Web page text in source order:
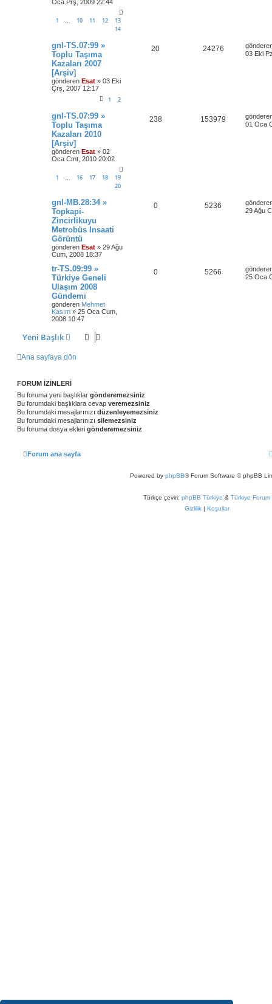
Oca Prş, 2009 22:44
1 10 11 12
13
14
gnl-TS.07:99 »
Toplu Taşıma
Kazaları 2007
[Arşiv]
gönderen Esat » 03 Eki
Çrş, 2007 12:17
1 2
20 24276
03 Eki
gnl-TS.07:99 »
Toplu Taşıma
Kazaları 2010
[Arşiv]
gönderen Esat » 02
Oca Cmt, 2010 20:02
1 16 17 18
19
20
238 153979
01 Oca
gnl-MB.28:34 »
Topkapi-
Zincirlikuyu
Metrobüs Insaati
Görüntü
gönderen Esat » 29 Ağu
Cum, 2008 18:37
0 5236
29 Ağu
tr-TS.09:99 »
Türkiye Geneli
Ulaşım 2008
Gündemi
gönderen Mehmet
Kasım » 25 Oca Cum,
2008 10:47
0 5266
25 Oca
Yeni Başlık
Ana sayfaya dön
FORUM IZINLERI
Bu foruma yeni başlıklar gönderemezsiniz
Bu forumdaki başlıklara cevap veremezsiniz
Bu forumdaki mesajlarınızı düzenleyemezsiniz
Bu forumdaki mesajlarınızı silemezsiniz
Bu foruma dosya ekleri gönderemezsiniz
Forum ana sayfa
Powered by phpBB® Forum Software © phpBB
Türkçe çeviri: phpBB Türkiye & Türkiye Forum
Gizlilik| Koşullar